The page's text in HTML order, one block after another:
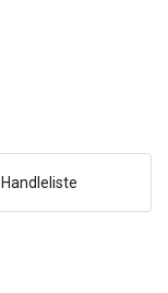
Handleliste